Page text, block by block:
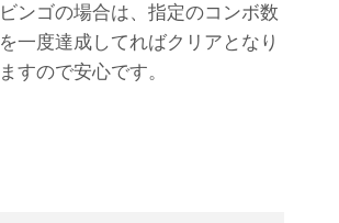
ビンゴの場合は、指定のコンボ数
を一度達成してればクリアとなり
ますので安心です。